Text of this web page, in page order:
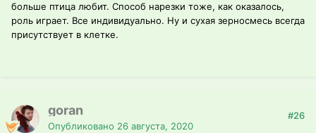
больше птица любит. Способ нарезки тоже, как оказалось,
роль играет. Все индивидуально. Ну и сухая зерносмесь всегда
присутствует в клетке.
goran
Опубликовано 26 августа, 2020
#26